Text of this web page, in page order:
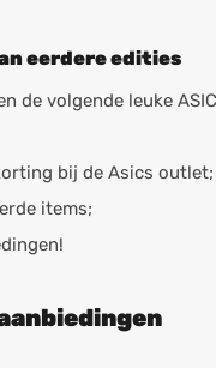
eerdere edities
de volgende leuke
bij de Asics outlet;
items;